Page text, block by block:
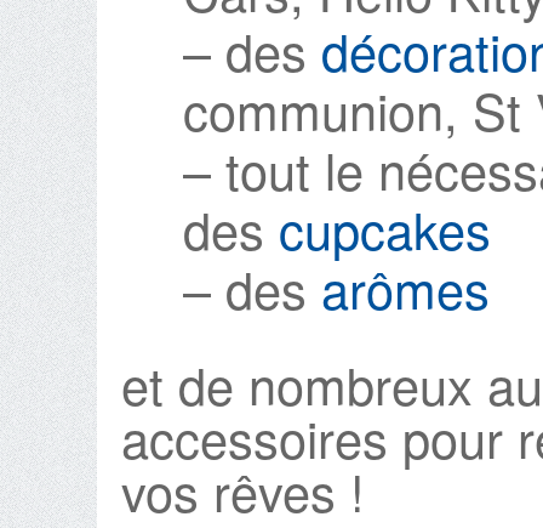
– des
communion,
– tout le
des cupcakes
– des arômes
et de nombreux
accessoires pour
vos rêves !